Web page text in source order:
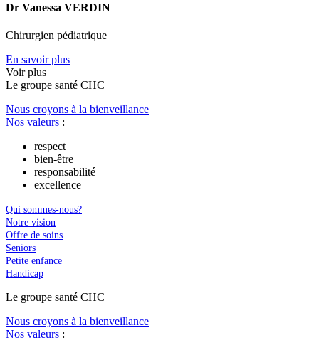
Dr Vanessa VERDIN
Chirurgien pédiatrique
En savoir plus
Voir plus
Le groupe santé CHC
Nous croyons à la bienveillance
Nos valeurs :
respect
bien-être
responsabilité
excellence
Qui sommes-nous?
Notre vision
Offre de soins
Seniors
Petite enfance
Handicap
Le groupe santé CHC
Nous croyons à la bienveillance
Nos valeurs :